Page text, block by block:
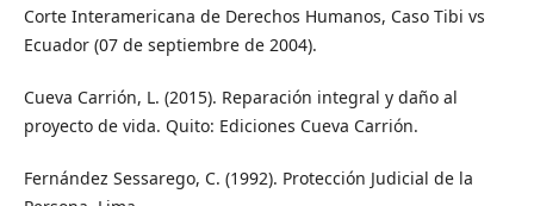
Corte Interamericana de Derechos Humanos, Caso Tibi vs
Ecuador (07 de septiembre de 2004).
Cueva Carrión, L. (2015). Reparación integral y daño al
proyecto de vida. Quito: Ediciones Cueva Carrión.
Fernández Sessarego, C. (1992). Protección Judicial de la